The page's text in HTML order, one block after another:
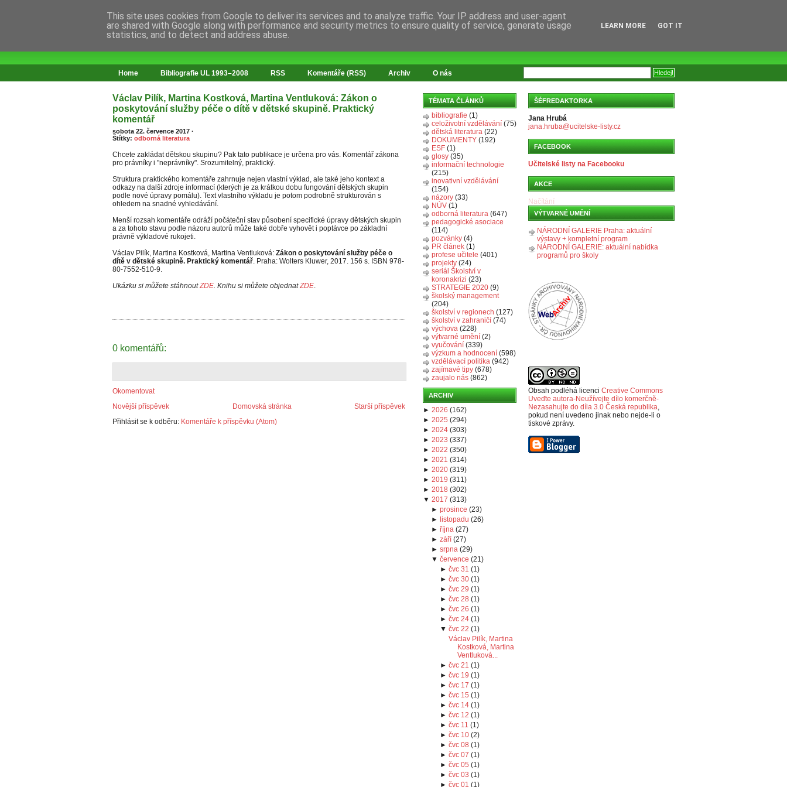
Home Bibliografie UL 1993–2008 RSS Komentáře (RSS) Archiv O nás
Václav Pilík, Martina Kostková, Martina Ventluková: Zákon o
poskytování služby péče o dítě v dětské skupině. Praktický
komentář
sobota 22. července 2017 ·
Štítky: odborná literatura
Chcete zakládat dětskou skupinu? Pak tato publikace je určena pro vás. Komentář zákona
pro právníky i "neprávníky". Srozumitelný, praktický.
Struktura praktického komentáře zahrnuje nejen vlastní výklad, ale také jeho kontext a
odkazy na další zdroje informací (kterých je za krátkou dobu fungování dětských skupin
podle nové úpravy pomálu). Text vlastního výkladu je potom podrobně strukturován s
ohledem na snadné vyhledávání.
Menší rozsah komentáře odráží počáteční stav působení specifické úpravy dětských skupin
a za tohoto stavu podle názoru autorů může také dobře vyhovět i poptávce po základní
právně výkladové rukojeti.
Václav Pilík, Martina Kostková, Martina Ventluková: Zákon o poskytování služby péče o
dítě v dětské skupině. Praktický komentář. Praha: Wolters Kluwer, 2017. 156 s. ISBN 978-
80-7552-510-9.
Ukázku si můžete stáhnoutZDE. Knihu si můžete objednatZDE.
0 komentářů:
Okomentovat
Novější příspěvek
Starší příspěvek
Domovská stránka
Přihlásit se k odběru: Komentáře k příspěvku (Atom)
TÉMATA ČLÁNKŮ
bibliografie (1)
celoživotní vzdělávání (75)
dětská literatura (22)
DOKUMENTY (192)
ESF (1)
glosy (35)
informační technologie
(215)
inovativní vzdělávání
(154)
názory (33)
NÚV (1)
odborná literatura (647)
pedagogické asociace
(114)
pozvánky (4)
PR článek (1)
profese učitele (401)
projekty (24)
seriál Školství v
koronakrizi (23)
STRATEGIE 2020 (9)
školský management
(204)
školství v regionech (127)
školství v zahraničí (74)
výchova (228)
výtvarné umění (2)
vyučování (339)
výzkum a hodnocení (598)
vzdělávací politika (942)
zajímavé tipy (678)
zaujalo nás (862)
ARCHIV
► 2026 (162)
► 2025 (294)
► 2024 (303)
► 2023 (337)
► 2022 (350)
► 2021 (314)
► 2020 (319)
► 2019 (311)
► 2018 (302)
▼ 2017 (313)
►prosince (23)
► listopadu (26)
►října (27)
►září (27)
►srpna (29)
▼července (21)
► čvc 31 (1)
► čvc 30(1)
► čvc 29 (1)
► čvc 28 (1)
► čvc 26 (1)
► čvc 24(1)
▼ čvc 22 (1)
Václav Pilík, Martina
Kostková, Martina
Ventluková...
► čvc 21 (1)
► čvc 19 (1)
► čvc 17 (1)
► čvc 15 (1)
► čvc 14(1)
► čvc 12 (1)
► čvc 11 (1)
► čvc 10(2)
► čvc 08 (1)
► čvc 07 (1)
► čvc 05 (1)
► čvc 03 (1)
► čvc 01 (1)
ŠÉFREDAKTORKA
Jana Hrubá
jana.hruba@ucitelske-listy.cz
FACEBOOK
Učitelské listy na Facebooku
AKCE
Načítání
VÝTVARNÉ UMĚNÍ
NÁRODNÍ GALERIE Praha: aktuální
výstavy + kompletní program
NÁRODNÍ GALERIE: aktuální nabídka
programů pro školy
Obsah podléhá licenci Creative Commons
Uveďte autora-Neužívejte dílo komerčně-
Nezasahujte do díla 3.0 Česká republika,
pokud není uvedeno jinak nebo nejde-li o
tiskové zprávy.
This site uses cookies from Google to deliver its services and to analyze traffic. Your IP address and user-agent
are shared with Google along with performance and security metrics to ensure quality of service, generate usage
statistics, and to detect and address abuse.
LEARN MORE GOT IT